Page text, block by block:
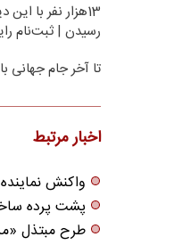
13هزار نفر با
رسیدن | ثبت‌‌نام
تا آخر جام جهانی با پودر
اخبار مرتبط
واکنش
پشت پرده
طرح مبتذل